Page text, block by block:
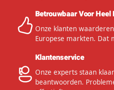
Betrouwbaar Voor Heel
Onze klanten
Europese markten. Dat
Klantenservice
Onze experts staan
beantwoorden.